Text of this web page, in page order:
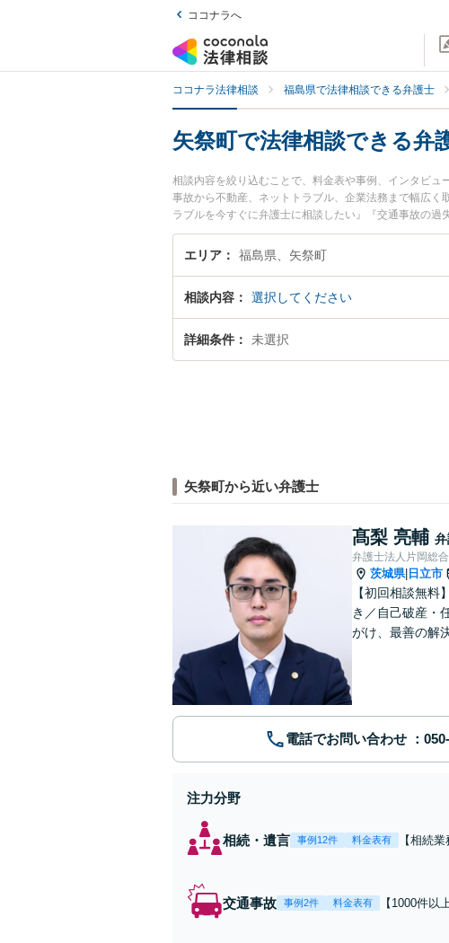
ココナラへ
ココナラ法律相談 福島県で法律相談できる弁護士
矢祭町で法律相談できる弁
相談内容を絞り込むことで、料金表や事例、インタビ
事故から不動産、ネットトラブル、企業法務まで幅広
ラブルを今すぐに弁護士に相談したい』『交通事故の
談できる矢祭町内の弁護士に相談予約したい』などでお
エリア 福島県、矢祭町
相談内容 選択してください
詳細条件 未選択
矢祭町から近い弁護士
髙梨 亮輔
弁護士法人片岡総
茨城県| 日立市
【初回相談無
き／自己破産・
がけ、最善の解
電話でお問い合わせ
注力分野
相続・遺言 事例12件 料金表有
【相続
交通事故 事例2件 料金表有
【1000件